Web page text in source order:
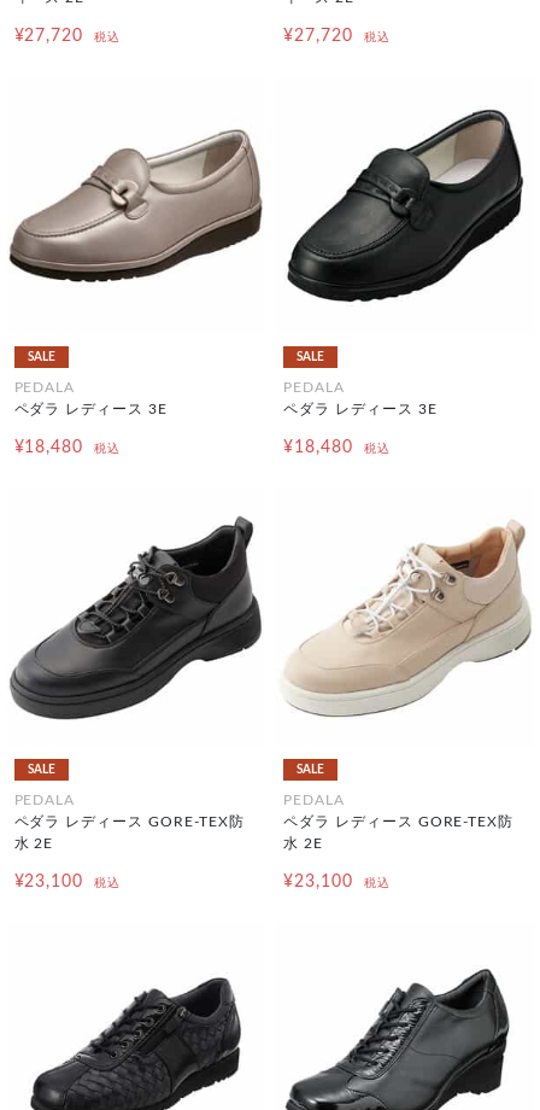
¥27,720 税込 ¥27,720 税込
SALE
PEDALA
ペダラ レディース 3E
¥18,480 税込
SALE
PEDALA
ペダラ レディース 3E
¥18,480 税込
SALE
PEDALA
ペダラ レディース GORE-TEX防
水 2E
¥23,100 税込
SALE
PEDALA
ペダラ レディース GORE-TEX防
水 2E
¥23,100 税込